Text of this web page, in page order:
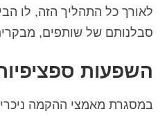
לאורך כל התהליך הזה, לו
סבלנותם של שותפים,
השפעות
במסגרת מאמצי ההקמה